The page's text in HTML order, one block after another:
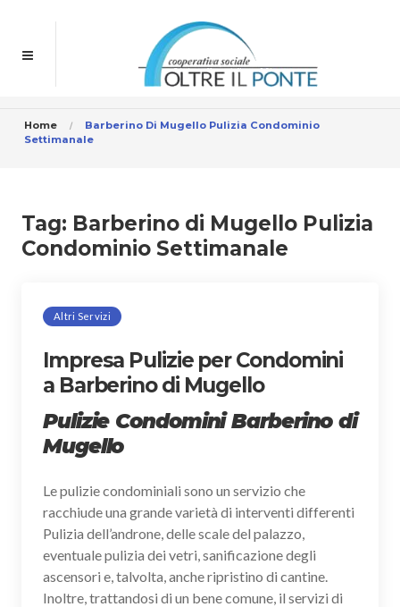
Home
Barberino Di Mugello Pulizia Condominio
Settimanale
Tag: Barberino di Mugello Pulizia
Condominio Settimanale
Altri Servizi
Impresa Pulizie per Condomini
a Barberino di Mugello
Pulizie Condomini Barberino di
Mugello
Le pulizie condominiali sono un servizio che
racchiude una grande varietà di interventi differenti
Pulizia dell’androne, delle scale del palazzo,
eventuale pulizia dei vetri, sanificazione degli
ascensori e, talvolta, anche ripristino di cantine.
Inoltre, trattandosi di un bene comune, il servizi di